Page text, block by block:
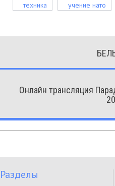
техника
учение нато
Онлайн трансляция
Разделы